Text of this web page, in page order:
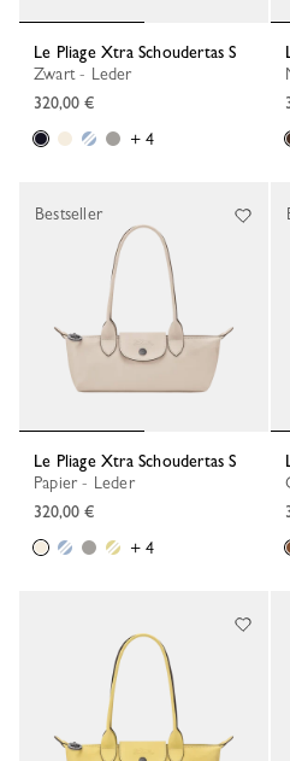
Le Pliage Xtra Schoudertas S
Zwart - Leder
320,00 €
+ 4
Le Pliage Xtra Schoudertas S
Papier - Leder
320,00 €
+ 4
Bestseller